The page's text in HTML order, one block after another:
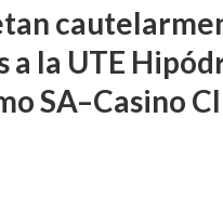
a la UTE
SA–Casino